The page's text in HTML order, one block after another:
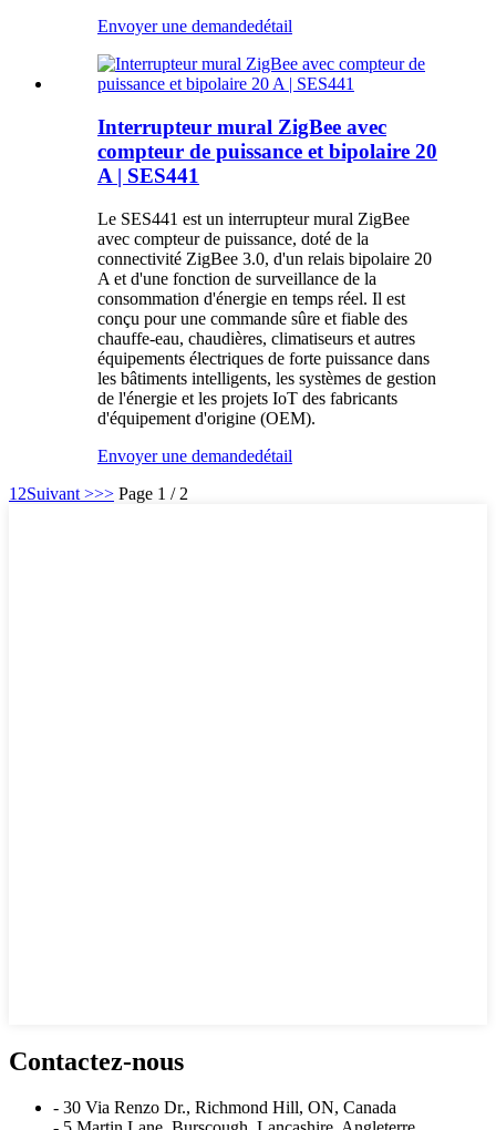
Envoyer une demandedétail
Interrupteur mural ZigBee avec
compteur de puissance et bipolaire 20
A | SES441
Le SES441 est un interrupteur mural ZigBee
avec compteur de puissance, doté de la
connectivité ZigBee 3.0, d'un relais bipolaire 20
A et d'une fonction de surveillance de la
consommation d'énergie en temps réel. Il est
conçu pour une commande sûre et fiable des
chauffe-eau, chaudières, climatiseurs et autres
équipements électriques de forte puissance dans
les bâtiments intelligents, les systèmes de gestion
de l'énergie et les projets IoT des fabricants
d'équipement d'origine (OEM).
Envoyer une demandedétail
12Suivant >>> Page 1 / 2
Contactez-nous
- 30 Via Renzo Dr., Richmond Hill, ON, Canada